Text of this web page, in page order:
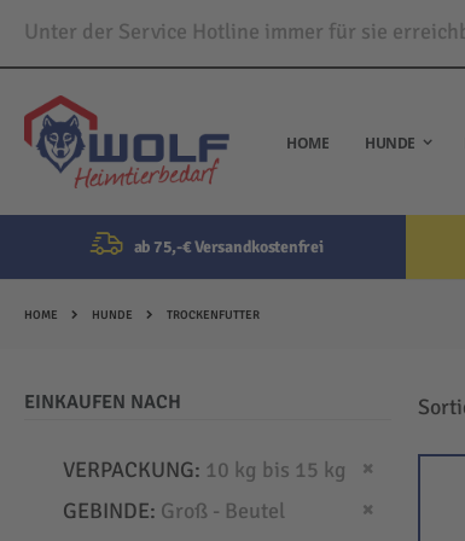
Unter der Service Hotline immer für sie
Direkt
zum
Inhalt
HOME HUNDE
ab 75,-€ Versandkostenfrei
HOME HUNDE TROCKENFUTTER
EINKAUFEN NACH
VERPACKUNG 10 kg bis 15 kg
Dies
GEBINDE Groß - Beutel